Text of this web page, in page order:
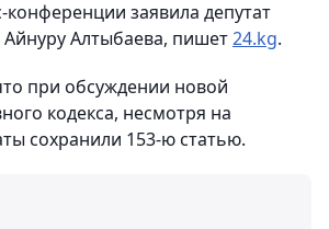
конференции заявила депутат
Алтыбаева, пишет24.kg.
при обсуждении новой
кодекса, несмотря на
сохранили 153-ю статью.